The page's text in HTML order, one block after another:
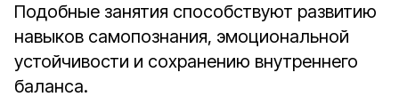
Подобные занятия способствуют развитию
навыков самопознания, эмоциональной
устойчивости и сохранению внутреннего
баланса.